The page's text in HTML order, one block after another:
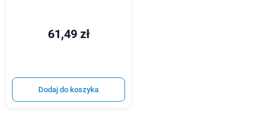
61,49 zł
Dodaj do koszyka